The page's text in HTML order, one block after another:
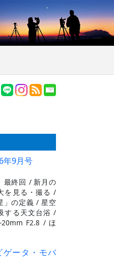
年9月号
最終回 / 新月の
を見る・撮る /
」の定義 / 星空
する天文台浴 /
20mm F2.8 / ほ
ゲータ・モバ